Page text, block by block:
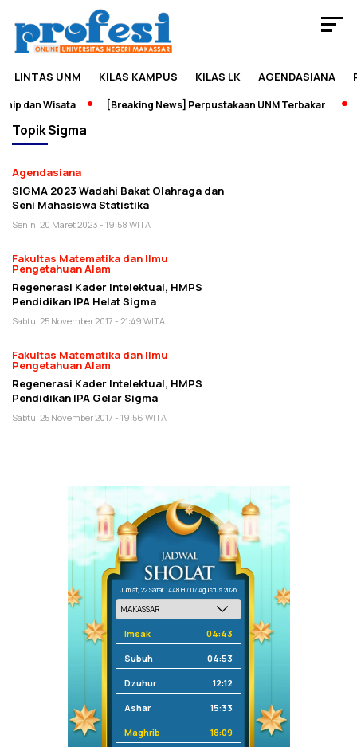
LINTAS UNM KILAS KAMPUS KILAS LK AGENDASIANA
dan Wisata [Breaking News] Perpustakaan UNM Terbakar
TopikSigma
Agendasiana
SIGMA 2023 Wadahi Bakat Olahraga dan
Seni Mahasiswa Statistika
Senin, 20 Maret 2023 - 19:58 WITA
Fakultas Matematika dan Ilmu
Pengetahuan Alam
Regenerasi Kader Intelektual, HMPS
Pendidikan IPA Helat Sigma
Sabtu, 25 November 2017 - 21:49 WITA
Fakultas Matematika dan Ilmu
Pengetahuan Alam
Regenerasi Kader Intelektual, HMPS
Pendidikan IPA Gelar Sigma
Sabtu, 25 November 2017 - 19:56 WITA
Jum'at, 22 Safar 1448 H / 07 Agustus 2026
Imsak 04:43
Subuh 04:53
Dzuhur 12:12
Ashar 15:33
Maghrib 18:09